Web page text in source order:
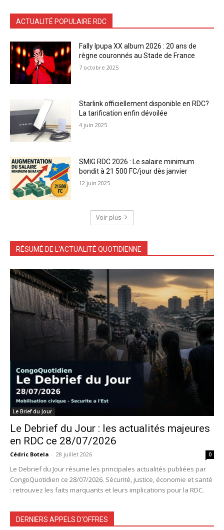
ACTUALITÉ POPULAIRE RDC
Fally Ipupa XX album 2026 : 20 ans de
règne couronnés au Stade de France
7 octobre 2025
Starlink officiellement disponible en RDC?
La tarification enfin dévoilée
4 juin 2025
SMIG RDC 2026 : Le salaire minimum
bondit à 21 500 FC/jour dès janvier
12 juin 2025
Voir plus
RÉSUMÉ DE L'ACTUALITÉ QUOTIDIENNE
Le Brief du Jour
Le Debrief du Jour : les actualités majeures
en RDC ce 28/07/2026
Cédric Botela - 28 juillet 2026 0
Le Debrief du Jour résume les principales actualités publiées par
CongoQuotidien ce 28/07/2026. Sécurité, justice, économie et santé
: retrouvez les faits marquants et leurs implications pour la RDC.
DERNIERS APPELS D'OFFRES